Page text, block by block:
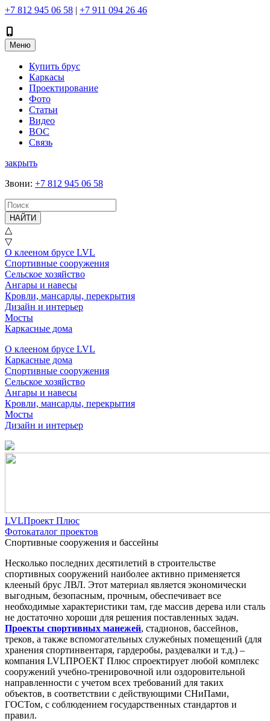
+7 812 945 06 58 | +7 911 094 26 46
Меню
Купить брус
Каркасы
Проектирование
Фото
Статьи
Видео
ВОС
Связь
закрыть
Звони: +7 812 945 06 58
НАЙТИ
△
▽
О клееном брусе LVL
Спортивные сооружения
Сельское хозяйство
Ангары и навесы
Кровли, мансарды, перекрытия
Дизайн и интерьер
Мосты
Каркасные дома
О клееном брусе LVL
Каркасные дома
Спортивные сооружения
Сельское хозяйство
Ангары и навесы
Кровли, мансарды, перекрытия
Мосты
Дизайн и интерьер
LVLПроект Плюс
Фотокаталог проектов
Спортивные сооружения и бассейны
Несколько последних десятилетий в строительстве
спортивных сооружений наиболее активно применяется
клееный брус ЛВЛ. Этот материал является экономически
выгодным, безопасным, прочным, обеспечивает все
необходимые характеристики там, где массив дерева или сталь
не достаточно хороши для решения поставленных задач.
Проекты спортивных манежей, стадионов, бассейнов,
треков, а также вспомогательных служебных помещений (для
хранения спортинвентаря, гардеробы, раздевалки и т.д.) –
компания LVLПРОЕКТ Плюс спроектирует любой комплекс
сооружений учебно-тренировочной или оздоровительной
направленности с учетом всех требований для таких
объектов, в соответствии с действующими СНиПами,
ГОСТом, с соблюдением государственных стандартов и
правил.